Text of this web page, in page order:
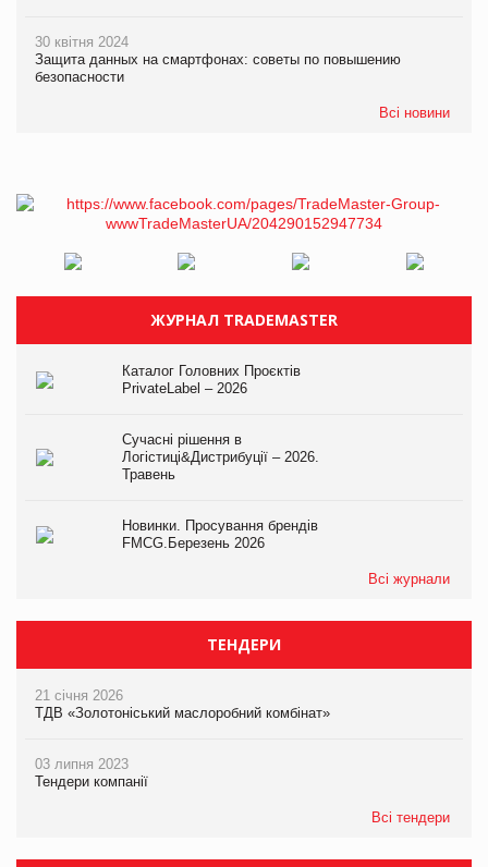
30 квітня 2024
Защита данных на смартфонах: советы по повышению
безопасности
Всі новини
ЖУРНАЛ TRADEMASTER
Каталог Головних Проєктів
PrivateLabel – 2026
Сучасні рішення в
Логістиці&Дистрибуції – 2026.
Травень
Новинки. Просування брендів
FMCG.Березень 2026
Всі журнали
ТЕНДЕРИ
21 січня 2026
ТДВ «Золотоніський маслоробний комбінат»
03 липня 2023
Тендери компанії
Всі тендери